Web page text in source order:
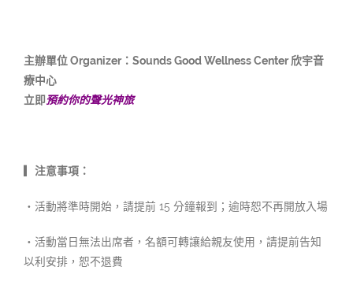
主辦單位 Organizer：Sounds Good Wellness Center 欣宇音
療中心
立即預約你的聲光神旅
▎注意事項：
・活動將準時開始，請提前 15 分鐘報到；逾時恕不再開放入場
・活動當日無法出席者，名額可轉讓給親友使用，請提前告知
以利安排，恕不退費